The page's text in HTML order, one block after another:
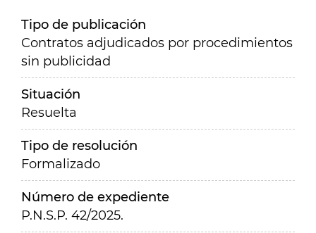
Tipo de publicación
Contratos adjudicados por procedimientos
sin publicidad
Situación
Resuelta
Tipo de resolución
Formalizado
Número de expediente
P.N.S.P. 42/2025.